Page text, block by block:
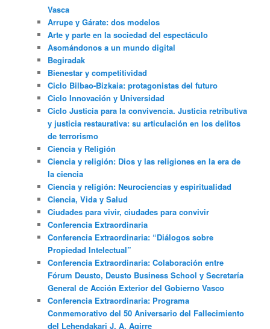
Vasca
Arrupe y Gárate: dos modelos
Arte y parte en la sociedad del espectáculo
Asomándonos a un mundo digital
Begiradak
Bienestar y competitividad
Ciclo Bilbao-Bizkaia: protagonistas del futuro
Ciclo Innovación y Universidad
Ciclo Justicia para la convivencia. Justicia retributiva
y justicia restaurativa: su articulación en los delitos
de terrorismo
Ciencia y Religión
Ciencia y religión: Dios y las religiones en la era de
la ciencia
Ciencia y religión: Neurociencias y espiritualidad
Ciencia, Vida y Salud
Ciudades para vivir, ciudades para convivir
Conferencia Extraordinaria
Conferencia Extraordinaria: “Diálogos sobre
Propiedad Intelectual”
Conferencia Extraordinaria: Colaboración entre
Fórum Deusto, Deusto Business School y Secretaría
General de Acción Exterior del Gobierno Vasco
Conferencia Extraordinaria: Programa
Conmemorativo del 50 Aniversario del Fallecimiento
del Lehendakari J. A. Agirre